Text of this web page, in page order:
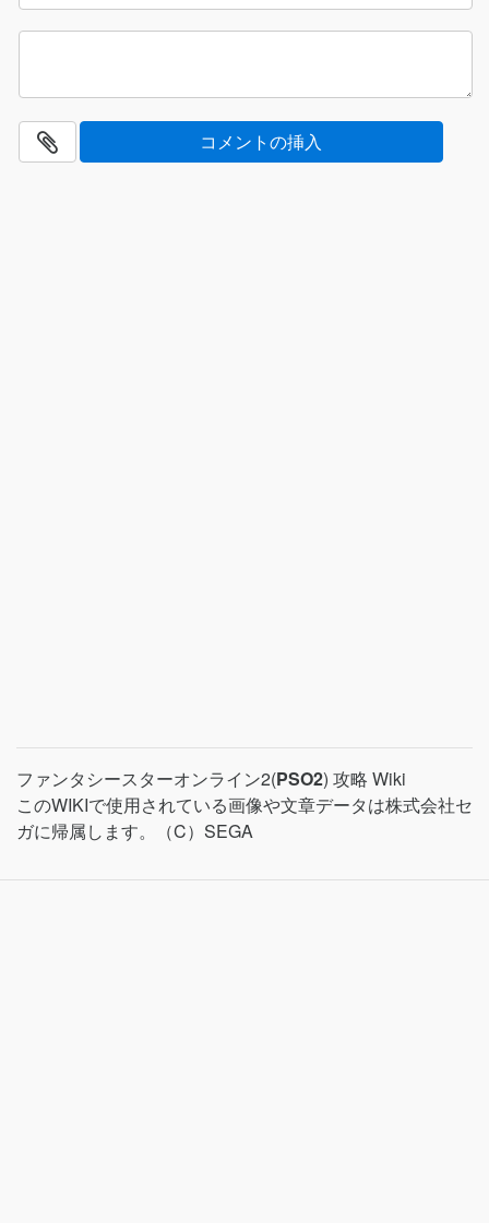
ファンタシースターオンライン2(PSO2) 攻略 Wiki
このWIKIで使用されている画像や文章データは株式会社セ
ガに帰属します。（C）SEGA